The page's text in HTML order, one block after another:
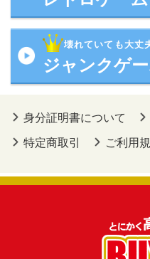
壊れていても大丈
ジャンクゲ
身分証明書について
特定商取引 ご利用